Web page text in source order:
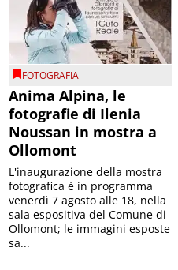
FOTOGRAFIA
Anima Alpina, le
fotografie di Ilenia
Noussan in mostra a
Ollomont
L'inaugurazione della mostra
fotografica è in programma
venerdì 7 agosto alle 18, nella
sala espositiva del Comune di
Ollomont; le immagini esposte
sa...